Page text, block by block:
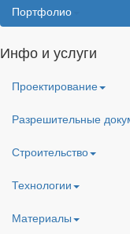
Портфолио
Инфо и услуги
Проектирование
Разрешительные
Строительство
Технологии
Материалы